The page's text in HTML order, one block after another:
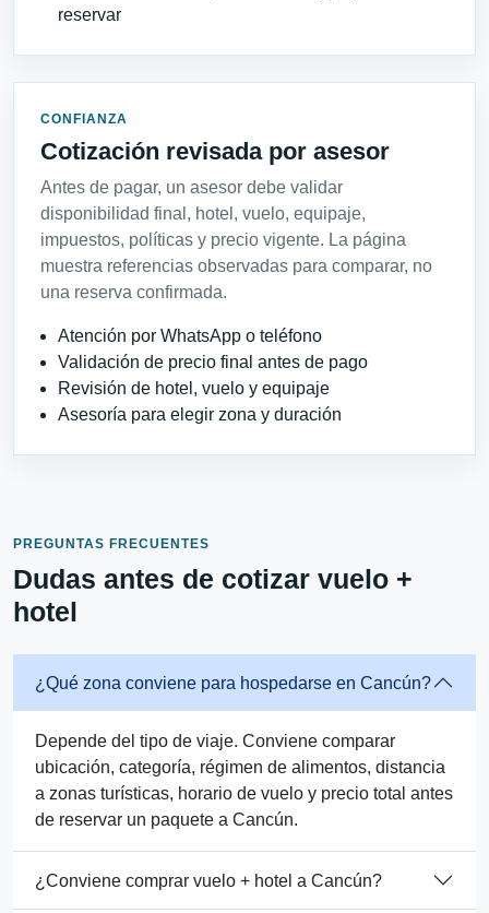
reservar
CONFIANZA
Cotización revisada por asesor
Antes de pagar, un asesor debe validar
disponibilidad final, hotel, vuelo, equipaje,
impuestos, políticas y precio vigente. La página
muestra referencias observadas para comparar, no
una reserva confirmada.
Atención por WhatsApp o teléfono
Validación de precio final antes de pago
Revisión de hotel, vuelo y equipaje
Asesoría para elegir zona y duración
PREGUNTAS FRECUENTES
Dudas antes de cotizar vuelo +
hotel
¿Qué zona conviene para hospedarse en Cancún?
Depende del tipo de viaje. Conviene comparar
ubicación, categoría, régimen de alimentos, distancia
a zonas turísticas, horario de vuelo y precio total antes
de reservar un paquete a Cancún.
¿Conviene comprar vuelo + hotel a Cancún?